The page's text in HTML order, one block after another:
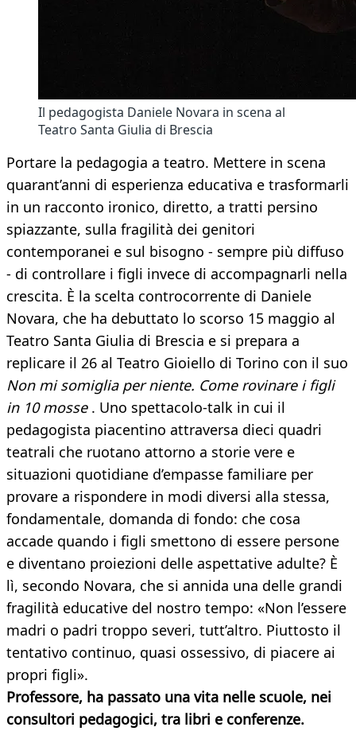
Il pedagogista Daniele Novara in scena al
Teatro Santa Giulia di Brescia
Portare la pedagogia a teatro. Mettere in scena
quarant’anni di esperienza educativa e trasformarli
in un racconto ironico, diretto, a tratti persino
spiazzante, sulla fragilità dei genitori
contemporanei e sul bisogno - sempre più diffuso
- di controllare i figli invece di accompagnarli nella
crescita. È la scelta controcorrente di Daniele
Novara, che ha debuttato lo scorso 15 maggio al
Teatro Santa Giulia di Brescia e si prepara a
replicare il 26 al Teatro Gioiello di Torino con il suo
Non mi somiglia per niente. Come rovinare i figli
in 10 mosse. Uno spettacolo-talk in cui il
pedagogista piacentino attraversa dieci quadri
teatrali che ruotano attorno a storie vere e
situazioni quotidiane d’empasse familiare per
provare a rispondere in modi diversi alla stessa,
fondamentale, domanda di fondo: che cosa
accade quando i figli smettono di essere persone
e diventano proiezioni delle aspettative adulte? È
lì, secondo Novara, che si annida una delle grandi
fragilità educative del nostro tempo: «Non l’essere
madri o padri troppo severi, tutt’altro. Piuttosto il
tentativo continuo, quasi ossessivo, di piacere ai
propri figli».
Professore, ha passato una vita nelle scuole, nei
consultori pedagogici, tra libri e conferenze.